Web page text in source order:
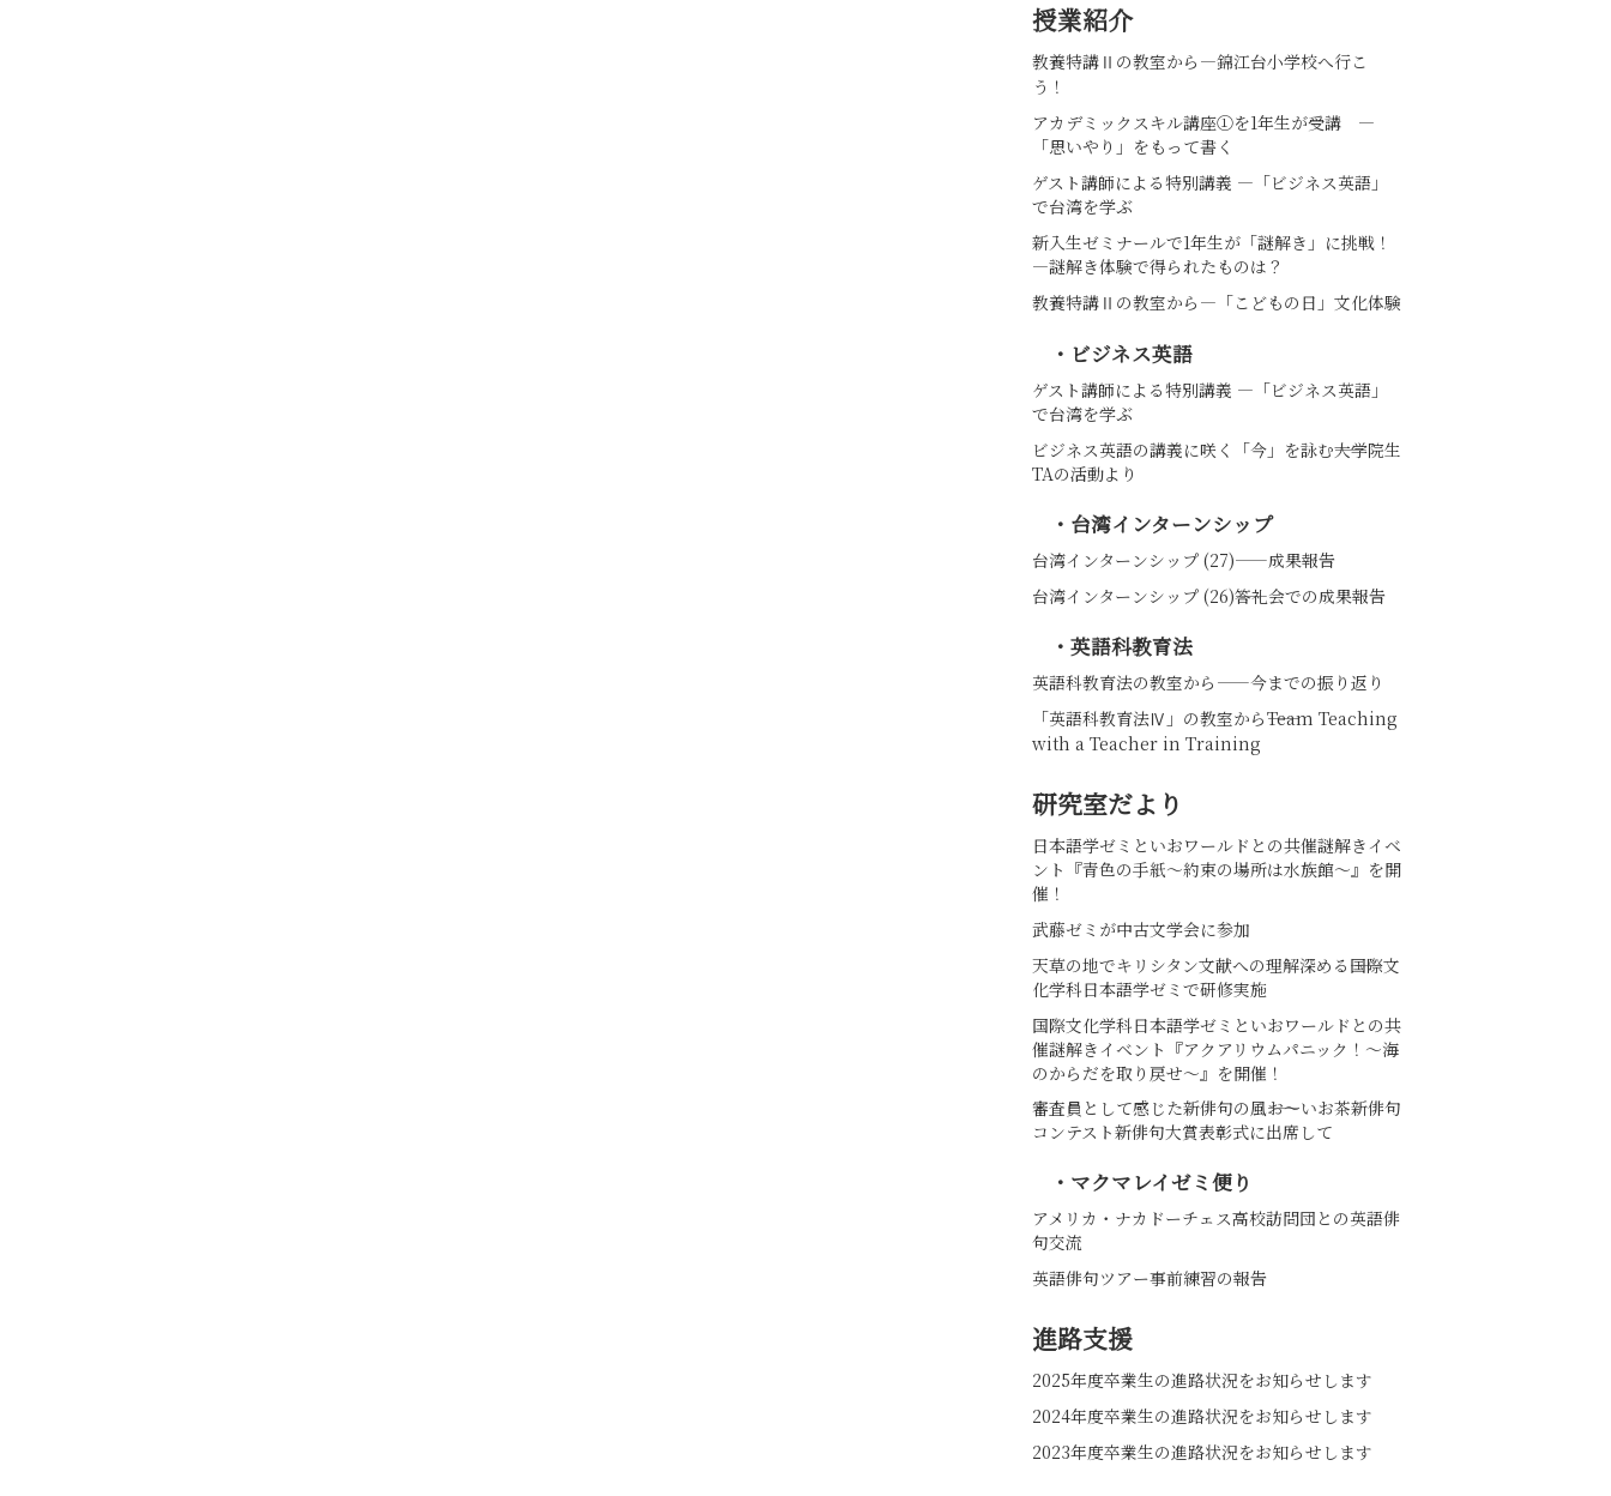
授業紹介
教養特講Ⅱの教室から―錦江台小学校へ行こ
う！
アカデミックスキル講座①を1年生が受講 ―
「思いやり」をもって書く
ゲスト講師による特別講義 ―「ビジネス英語」
で台湾を学ぶ
新入生ゼミナールで1年生が「謎解き」に挑戦！
―謎解き体験で得られたものは？
教養特講Ⅱの教室から―「こどもの日」文化体験
・ビジネス英語
ゲスト講師による特別講義 ―「ビジネス英語」
で台湾を学ぶ
ビジネス英語の講義に咲く「今」を詠む――大学院生
TAの活動より
・台湾インターンシップ
台湾インターンシップ (27)——成果報告
台湾インターンシップ (26)――答礼会での成果報告
・英語科教育法
英語科教育法の教室から——今までの振り返り
「英語科教育法Ⅳ」の教室から――Team Teaching
with a Teacher in Training
研究室だより
日本語学ゼミといおワールドとの共催謎解きイベ
ント『青色の手紙～約束の場所は水族館～』を開
催！
武藤ゼミが中古文学会に参加
天草の地でキリシタン文献への理解深める――国際文
化学科日本語学ゼミで研修実施
国際文化学科日本語学ゼミといおワールドとの共
催謎解きイベント『アクアリウムパニック！～海
のからだを取り戻せ～』を開催！
審査員として感じた新俳句の風――お～いお茶新俳句
コンテスト新俳句大賞表彰式に出席して
・マクマレイゼミ便り
アメリカ・ナカドーチェス高校訪問団との英語俳
句交流
英語俳句ツアー事前練習の報告
進路支援
2025年度卒業生の進路状況をお知らせします
2024年度卒業生の進路状況をお知らせします
2023年度卒業生の進路状況をお知らせします